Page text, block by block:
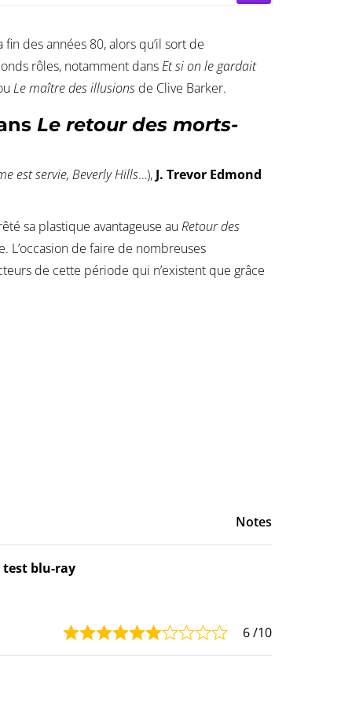
des années 80, alors qu’il sort de
rôles, notamment dansEt si on le gardait
Le maître des illusions de Clive Barker.
Le retour des morts-
est servie, Beverly Hills…), J. Trevor Edmond
sa plastique avantageuse au Retour des
L’occasion de faire de nombreuses
de cette période qui n’existent que grâce
Notes
blu-ray
6/10